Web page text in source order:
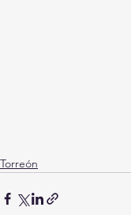
Torreón